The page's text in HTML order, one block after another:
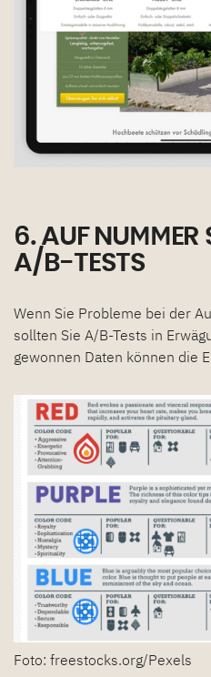
6. AUF NUMMER
A/B-TESTS
Wenn Sie Probleme bei der
sollten Sie A/B-Tests in
gewonnen Daten können die
Foto: freestocks.org/Pexels